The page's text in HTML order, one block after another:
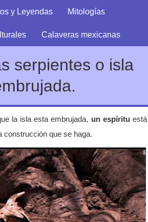
y Leyendas Mitologías
Calaveras mexicanas
serpientes o isla
la isla esta embrujada, un espírituestá
construcción que se haga.